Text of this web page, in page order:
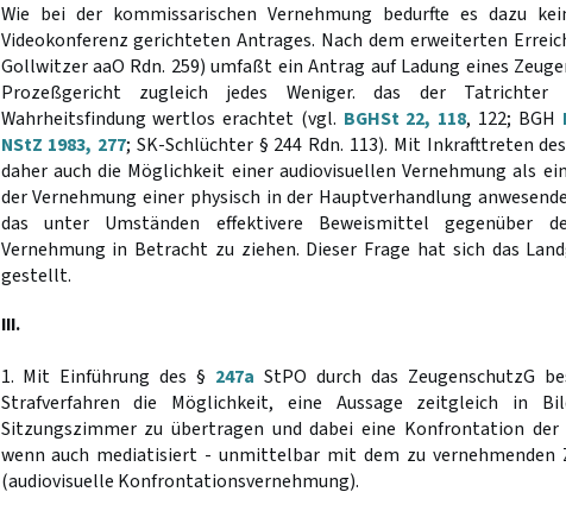
Wie bei der kommissarischen Vernehmung bedurfte es dazu
Videokonferenz gerichteten Antrages. Nach dem erweiterten
Gollwitzer aaO Rdn. 259) umfaßt ein Antrag auf Ladung eines
Prozeßgericht zugleich jedes Weniger. das der
Wahrheitsfindung wertlos erachtet (vgl. BGHSt 22, 118, 122; BGH
NStZ 1983, 277; SK-Schlüchter § 244 Rdn. 113). Mit Inkrafttreten
daher auch die Möglichkeit einer audiovisuellen Vernehmung als
der Vernehmung einer physisch in der Hauptverhandlung
das unter Umständen effektivere Beweismittel gegenüber
Vernehmung in Betracht zu ziehen. Dieser Frage hat sich das
gestellt.
III.
1. Mit Einführung des § 247a StPO durch das ZeugenschutzG
Strafverfahren die Möglichkeit, eine Aussage zeitgleich in
Sitzungszimmer zu übertragen und dabei eine Konfrontation
wenn auch mediatisiert - unmittelbar mit dem zu vernehmenden
(audiovisuelle Konfrontationsvernehmung).